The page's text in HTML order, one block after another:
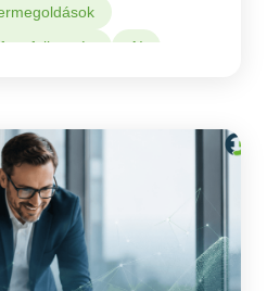
AI
fejlesztése
integrálás üzleti